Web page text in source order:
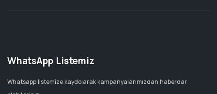
WhatsApp Listemiz
Whatsapp listemize kaydolarak kampanyalarımızdan haberdar